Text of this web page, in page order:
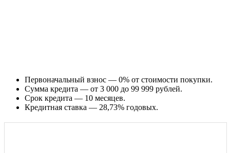
Первоначальный взнос — 0% от стоимости покупки.
Сумма кредита — от 3 000 до 99 999 рублей.
Срок кредита — 10 месяцев.
Кредитная ставка — 28,73% годовых.